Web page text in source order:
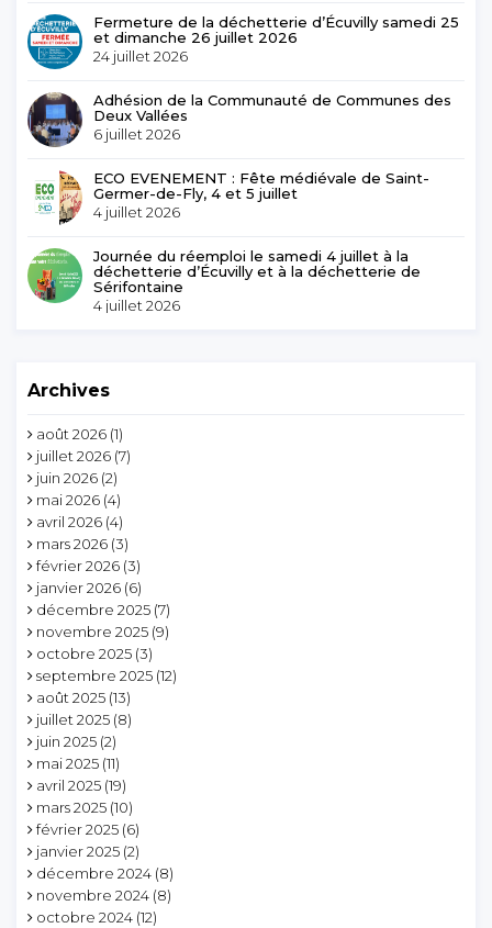
Fermeture de la déchetterie d’Écuvilly samedi 25
et dimanche 26 juillet 2026
24 juillet 2026
Adhésion de la Communauté de Communes des
Deux Vallées
6 juillet 2026
ECO EVENEMENT : Fête médiévale de Saint-
Germer-de-Fly, 4 et 5 juillet
4 juillet 2026
Journée du réemploi le samedi 4 juillet à la
déchetterie d’Écuvilly et à la déchetterie de
Sérifontaine
4 juillet 2026
Archives
août 2026 (1)
juillet 2026 (7)
juin 2026 (2)
mai 2026 (4)
avril 2026 (4)
mars 2026 (3)
février 2026 (3)
janvier 2026 (6)
décembre 2025 (7)
novembre 2025 (9)
octobre 2025 (3)
septembre 2025 (12)
août 2025 (13)
juillet 2025 (8)
juin 2025 (2)
mai 2025 (11)
avril 2025 (19)
mars 2025 (10)
février 2025 (6)
janvier 2025 (2)
décembre 2024 (8)
novembre 2024 (8)
octobre 2024 (12)